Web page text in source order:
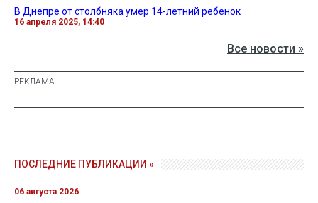
В Днепре от столбняка умер 14-летний ребенок
16 апреля 2025, 14:40
Все новости »
ПОСЛЕДНИЕ ПУБЛИКАЦИИ »
06 августа 2026